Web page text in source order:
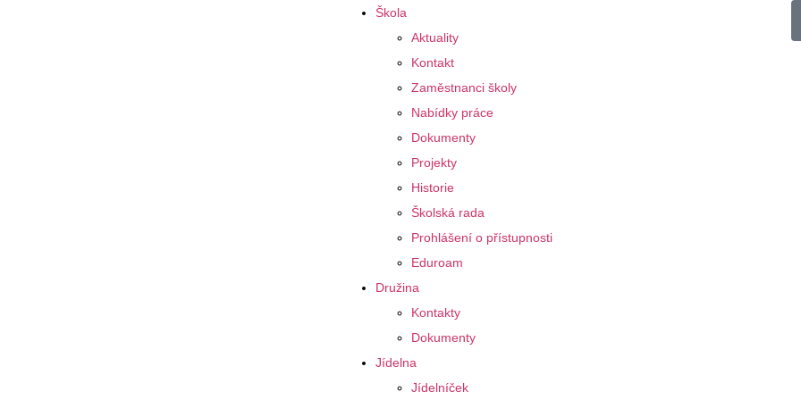
Škola
Aktuality
Kontakt
Zaměstnanci školy
Nabídky práce
Dokumenty
Projekty
Historie
Školská rada
Prohlášení o přístupnosti
Eduroam
Družina
Kontakty
Dokumenty
Jídelna
Jídelníček